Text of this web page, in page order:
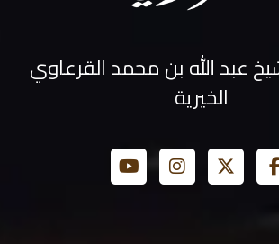
عبد الله بن محمد القرعاوي
الخيرية